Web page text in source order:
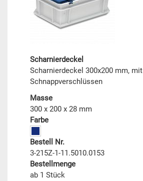
Scharnierdeckel
Scharnierdeckel 300x200 mm, mit
Schnappverschlüssen
Masse
300 x 200 x 28 mm
Farbe
Bestell Nr.
3-215Z-1-11.5010.0153
Bestellmenge
ab 1 Stück